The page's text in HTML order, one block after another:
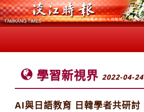
學習新視界 2022-04-24
AI與日語教育 日韓學者共研討